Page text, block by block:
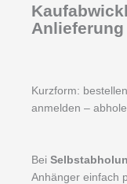
Kurzform:
anmelden –
Bei
Anhänger einfach